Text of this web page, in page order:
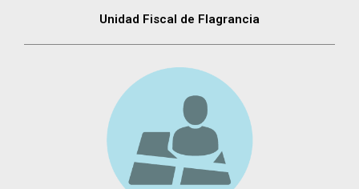
Unidad Fiscal de Flagrancia